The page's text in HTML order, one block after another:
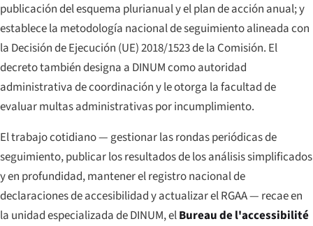
publicación del esquema plurianual y el plan de acción anual; y
establece la metodología nacional de seguimiento alineada con
la Decisión de Ejecución (UE) 2018/1523 de la Comisión. El
decreto también designa a DINUM como autoridad
administrativa de coordinación y le otorga la facultad de
evaluar multas administrativas por incumplimiento.
El trabajo cotidiano — gestionar las rondas periódicas de
seguimiento, publicar los resultados de los análisis simplificados
y en profundidad, mantener el registro nacional de
declaraciones de accesibilidad y actualizar el RGAA — recae en
la unidad especializada de DINUM, elBureau de l'accessibilité